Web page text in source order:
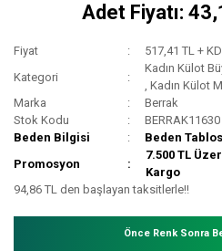
Adet Fiyatı:
Fiyat
517,41 TL +
Kategori
Kadın Külot
,Kadın Külot
Marka
Berrak
Stok Kodu
BERRAK11630
Beden Bilgisi
Beden
Promosyon
7.500 TL
Kargo
94,86 TL den başlayan taksitlerle!!
Önce Renk Sonra